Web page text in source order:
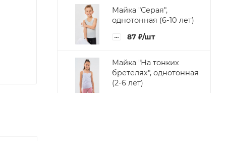
Майка "Серая",
однотонная (6-10 лет)
87 ₽/шт
Майка "На тонких
бретелях", однотонная
(2-6 лет)